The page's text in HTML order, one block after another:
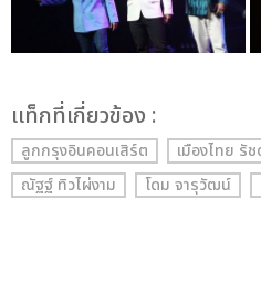
เเท็กที่เกี่ยวข้อง :
ลูกกรุงอินคอนเสิร์ต เมืองไทย รั
ณัฐฐ์ ทิวไผ่งาม
โดม จารุวัฒน์